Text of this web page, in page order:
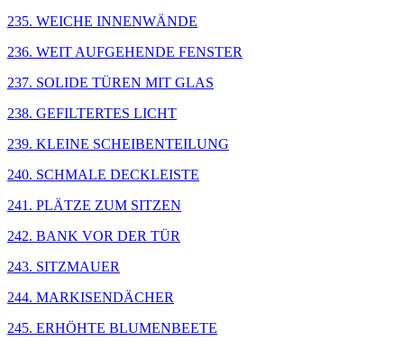
235. WEICHE INNENWÄNDE
236. WEIT AUFGEHENDE FENSTER
237. SOLIDE TÜREN MIT GLAS
238. GEFILTERTES LICHT
239. KLEINE SCHEIBENTEILUNG
240. SCHMALE DECKLEISTE
241. PLÄTZE ZUM SITZEN
242. BANK VOR DER TÜR
243. SITZMAUER
244. MARKISENDÄCHER
245. ERHÖHTE BLUMENBEETE